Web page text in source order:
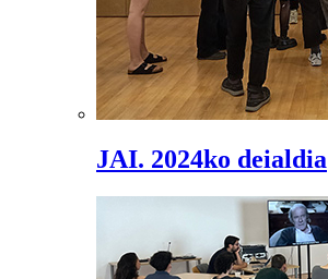
JAI. 2024ko deialdia